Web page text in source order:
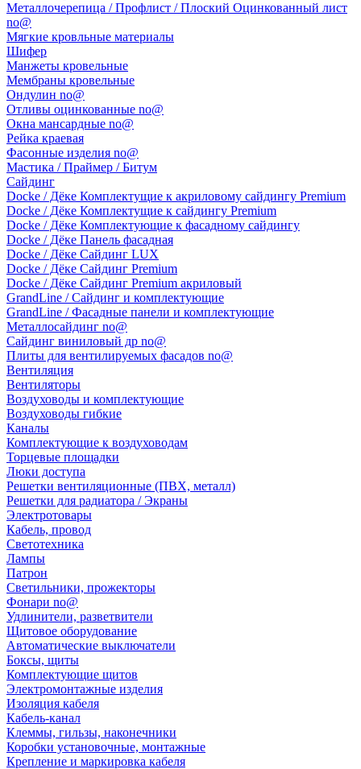
Металлочерепица / Профлист / Плоский Оцинкованный лист
no@
Мягкие кровльные материалы
Шифер
Манжеты кровельные
Мембраны кровельные
Ондулин no@
Отливы оцинкованные no@
Окна мансардные no@
Рейка краевая
Фасонные изделия no@
Мастика / Праймер / Битум
Сайдинг
Docke / Дёке Комплектущие к акриловому сайдингу Premium
Docke / Дёке Комплектущие к сайдингу Premium
Docke / Дёке Комплектующие к фасадному сайдингу
Docke / Дёке Панель фасадная
Docke / Дёке Сайдинг LUX
Docke / Дёке Сайдинг Premium
Docke / Дёке Сайдинг Premium акриловый
GrandLine / Сайдинг и комплектующие
GrandLine / Фасадные панели и комплектующие
Металлосайдинг no@
Сайдинг виниловый др no@
Плиты для вентилируемых фасадов no@
Вентиляция
Вентиляторы
Воздуховоды и комплектующие
Воздуховоды гибкие
Каналы
Комплектующие к воздуховодам
Торцевые площадки
Люки доступа
Решетки вентиляционные (ПВХ, металл)
Решетки для радиатора / Экраны
Электротовары
Кабель, провод
Светотехника
Лампы
Патрон
Светильники, прожекторы
Фонари no@
Удлинители, разветвители
Щитовое оборудование
Автоматические выключатели
Боксы, щиты
Комплектующие щитов
Электромонтажные изделия
Изоляция кабеля
Кабель-канал
Клеммы, гильзы, наконечники
Коробки установочные, монтажные
Крепление и маркировка кабеля